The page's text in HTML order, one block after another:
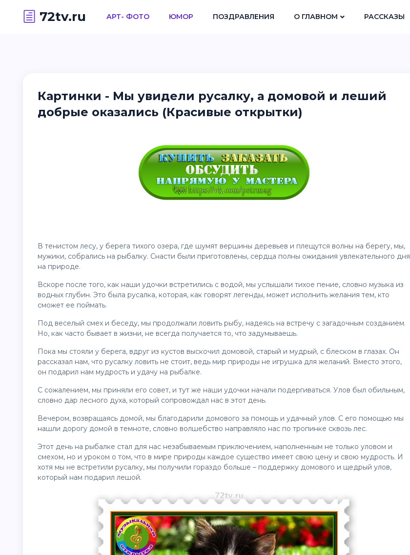
72tv.ru АРТ- ФОТО ЮМОР ПОЗДРАВЛЕНИЯ О ГЛАВНОМ РАССКАЗЫ
Картинки - Мы увидели русалку, а домовой и леший
добрые оказались (Красивые открытки)
В тенистом лесу, у берега тихого озера, где шумят вершины деревьев и плещутся волны на берегу, мы,
мужики, собрались на рыбалку. Снасти были приготовлены, сердца полны ожидания увлекательного дня
на природе.
Вскоре после того, как наши удочки встретились с водой, мы услышали тихое пение, словно музыка из
водных глубин. Это была русалка, которая, как говорят легенды, может исполнить желания тем, кто
сможет ее поймать.
Под веселый смех и беседу, мы продолжали ловить рыбу, надеясь на встречу с загадочным созданием.
Но, как часто бывает в жизни, не всегда получается то, что задумываешь.
Пока мы стояли у берега, вдруг из кустов выскочил домовой, старый и мудрый, с блеском в глазах. Он
рассказал нам, что русалку ловить не стоит, ведь мир природы не игрушка для желаний. Вместо этого,
он подарил нам мудрость и удачу на рыбалке.
С сожалением, мы приняли его совет, и тут же наши удочки начали подергиваться. Улов был обильным,
словно дар лесного духа, который сопровождал нас в этот день.
Вечером, возвращаясь домой, мы благодарили домового за помощь и удачный улов. С его помощью мы
нашли дорогу домой в темноте, словно волшебство направляло нас по тропинке сквозь лес.
Этот день на рыбалке стал для нас незабываемым приключением, наполненным не только уловом и
смехом, но и уроком о том, что в мире природы каждое существо имеет свою цену и свою мудрость. И
хотя мы не встретили русалку, мы получили гораздо больше – поддержку домового и щедрый улов,
который нам подарил лешой.